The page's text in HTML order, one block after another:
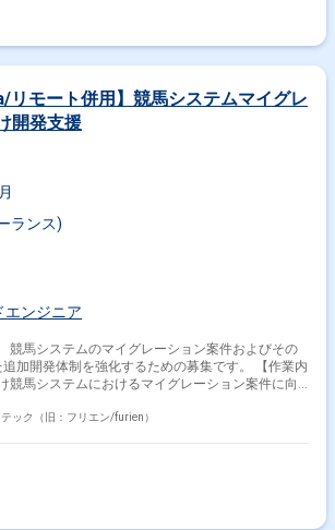
リモート併用】競馬システムマイグレ
開発支援
ランス)
エンジニア
競馬システムのマイグレーション案件およびその
開発体制を強化するための募集です。 【作業内
競馬システムにおけるマイグレーション案件に向
修などを継続的に実施していきます。2027年度中
の仕様をキャッチアップしながら、追加開発やマイ
ック（旧：フリエン/furien）